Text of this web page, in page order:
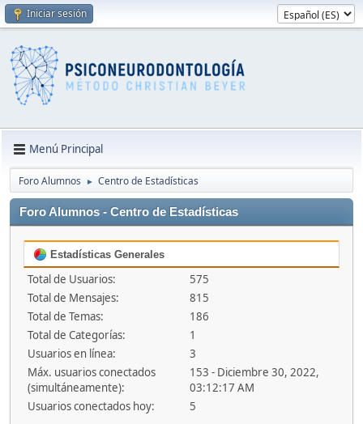
Iniciar sesión
Menú Principal
Foro Alumnos ► Centro de Estadísticas
Foro Alumnos - Centro de Estadísticas
Estadísticas Generales
Total de Usuarios:
575
Total de Mensajes:
815
Total de Temas:
186
Total de Categorías:
1
Usuarios en línea:
3
Máx. usuarios conectados
(simultáneamente):
153 - Diciembre 30, 2022,
03:12:17 AM
Usuarios conectados hoy:
5